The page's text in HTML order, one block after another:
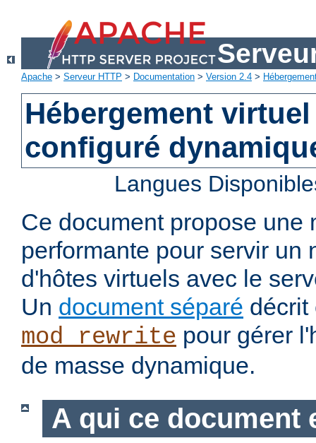
Apache > Serveur HTTP > Documentation > Version 2.4 >
Hébergement
configuré
Langues
Ce document propose une
performante pour servir un
d'hôtes virtuels avec le
Un document séparé décrit
mod_rewrite pour gérer
de masse dynamique.
A qui ce document